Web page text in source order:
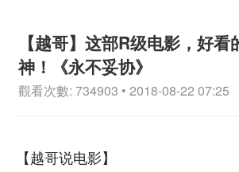
【越哥】这部R级电影，好
神！《永不妥协》
觀看次數: 734903 • 2018-08-22 07:25
【越哥说电影】